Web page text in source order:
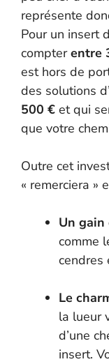
représente
Pour un insert
compterentre
est hors de
des solutions
500 € et qui
que votre
Outre cet
« remerciera »
Un gain
comme
cendres
Le
la lueur
d’une
insert.